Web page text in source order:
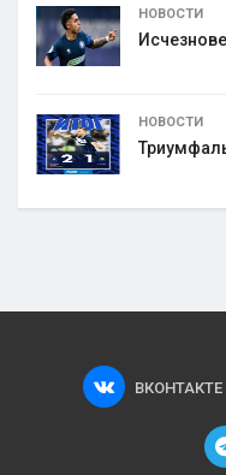
НОВОСТИ
НОВОСТИ
ВКОНТАКТЕ